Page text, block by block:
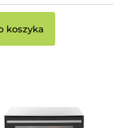
koszyka